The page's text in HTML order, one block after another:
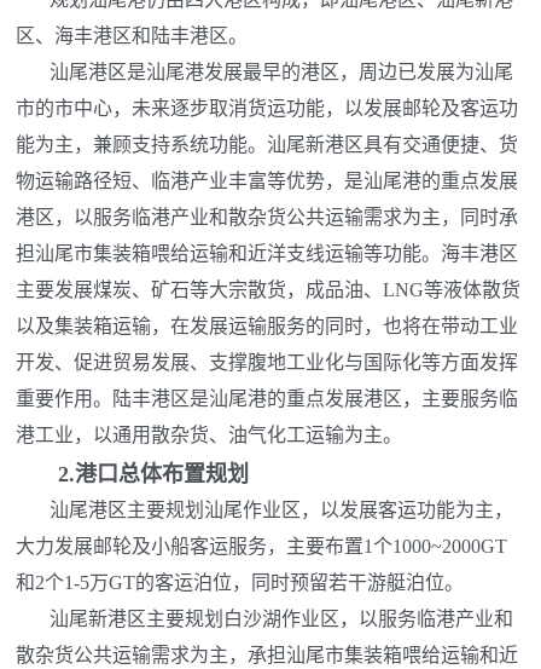
区、海丰港区和陆丰港区。
汕尾港区是汕尾港发展最早的港区，周边已发展为汕尾
市的市中心，未来逐步取消货运功能，以发展邮轮及客运功
能为主，兼顾支持系统功能。汕尾新港区具有交通便捷、货
物运输路径短、临港产业丰富等优势，是汕尾港的重点发展
港区，以服务临港产业和散杂货公共运输需求为主，同时承
担汕尾市集装箱喂给运输和近洋支线运输等功能。海丰港区
主要发展煤炭、矿石等大宗散货，成品油、LNG等液体散货
以及集装箱运输，在发展运输服务的同时，也将在带动工业
开发、促进贸易发展、支撑腹地工业化与国际化等方面发挥
重要作用。陆丰港区是汕尾港的重点发展港区，主要服务临
港工业，以通用散杂货、油气化工运输为主。
2.港口总体布置规划
汕尾港区主要规划汕尾作业区，以发展客运功能为主，
大力发展邮轮及小船客运服务，主要布置1个1000~2000GT
和2个1-5万GT的客运泊位，同时预留若干游艇泊位。
汕尾新港区主要规划白沙湖作业区，以服务临港产业和
散杂货公共运输需求为主，承担汕尾市集装箱喂给运输和近